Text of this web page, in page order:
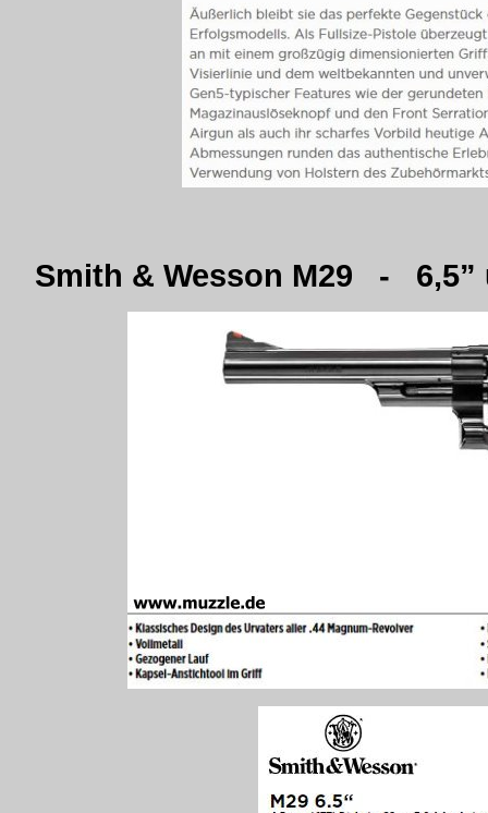
Smith & Wesson M29 - 6,5”